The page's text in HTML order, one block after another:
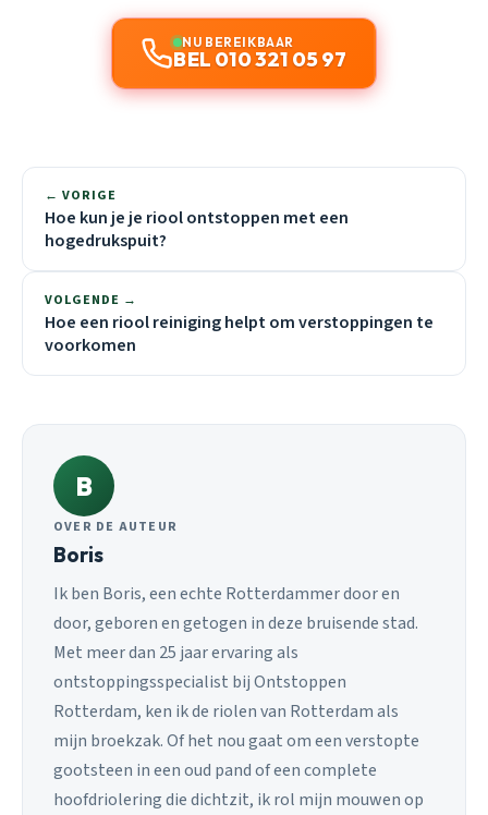
NU BEREIKBAAR
BEL 010 321 05 97
← VORIGE
Hoe kun je je riool ontstoppen met een
hogedrukspuit?
VOLGENDE →
Hoe een riool reiniging helpt om verstoppingen te
voorkomen
B
OVER DE AUTEUR
Boris
Ik ben Boris, een echte Rotterdammer door en
door, geboren en getogen in deze bruisende stad.
Met meer dan 25 jaar ervaring als
ontstoppingsspecialist bij Ontstoppen
Rotterdam, ken ik de riolen van Rotterdam als
mijn broekzak. Of het nou gaat om een verstopte
gootsteen in een oud pand of een complete
hoofdriolering die dichtzit, ik rol mijn mouwen op